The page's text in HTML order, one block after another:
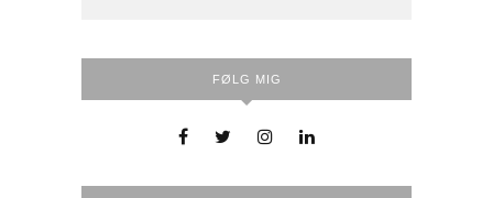
FØLG MIG